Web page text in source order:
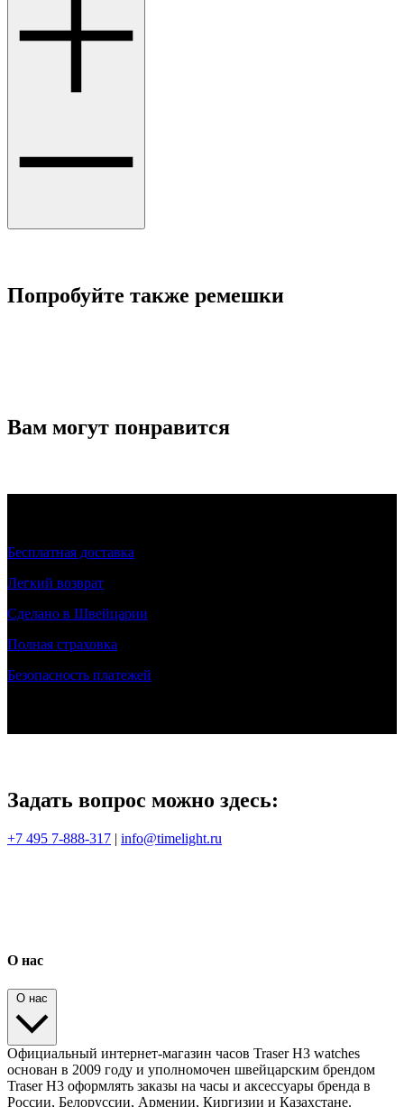
Попробуйте также ремешки
Вам могут понравится
Бесплатная доставка
Легкий возврат
Сделано в Швейцарии
Полная страховка
Безопасность платежей
Задать вопрос можно здесь:
+7 495 7-888-317 | info@timelight.ru
О нас
О нас
Официальный интернет-магазин часов Traser H3 watches
основан в 2009 году и уполномочен швейцарским брендом
Traser H3 оформлять заказы на часы и аксессуары бренда в
России, Белоруссии, Армении, Киргизии и Казахстане.